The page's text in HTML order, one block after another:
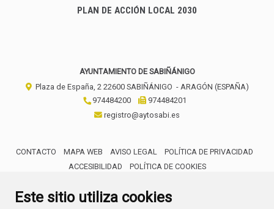
Este sitio utiliza cookies
PLAN DE ACCIÓN LOCAL 2030
AYUNTAMIENTO DE SABIÑÁNIGO
Plaza de España, 2 22600 SABIÑÁNIGO - ARAGÓN (ESPAÑA)
974484200
974484201
registro@aytosabi.es
CONTACTO MAPA WEB AVISO LEGAL
POLÍTICA DE PRIVACIDAD
ACCESIBILIDAD
POLÍTICA DE COOKIES